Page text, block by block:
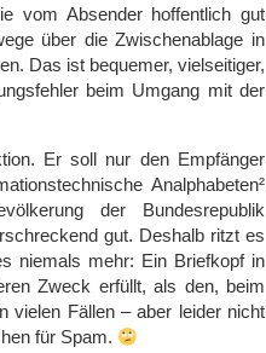
vom Absender hoffentlich gut
über die Zwischenablage in
Das ist bequemer, vielseitiger,
beim Umgang mit der
Er soll nur den Empfänger
Analphabeten²
der Bundesrepublik
gut. Deshalb ritzt es
niemals mehr: Ein Briefkopf in
Zweck erfüllt, als den, beim
vielen Fällen – aber leider nicht
für Spam.